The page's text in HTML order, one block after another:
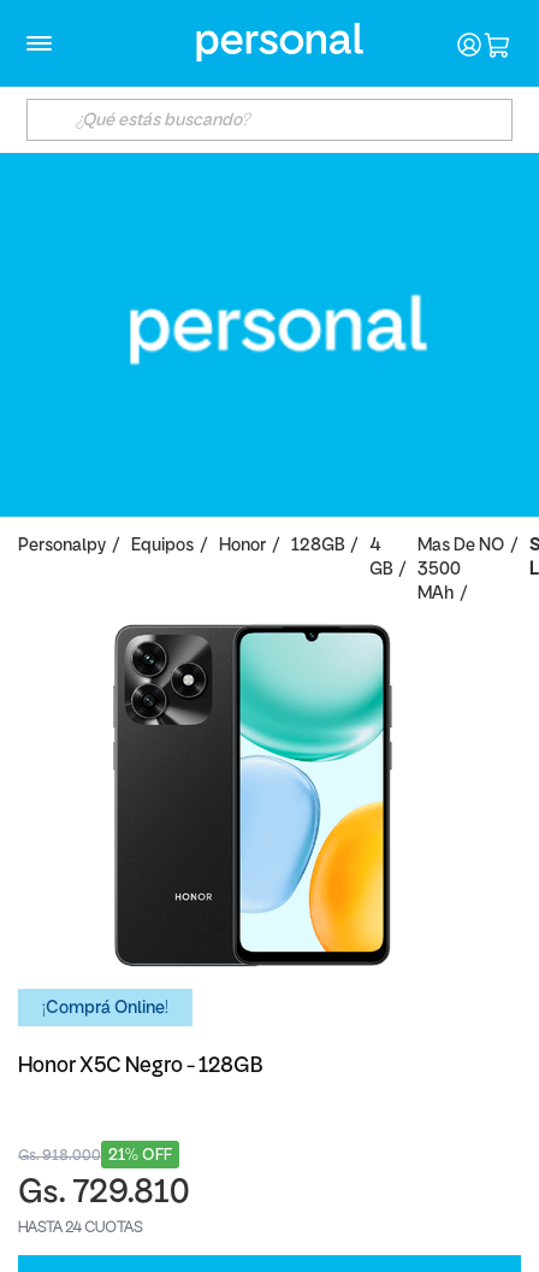
Personalpy Equipos Honor 128GB
4
GB
Mas De
3500
MAh
NO
¡Comprá Online!
Honor X5C Negro - 128GB
21% OFF
Gs. 918.000
Gs. 729.810
HASTA 24 CUOTAS